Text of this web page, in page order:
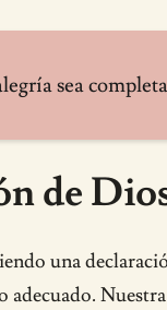
sea
de
una